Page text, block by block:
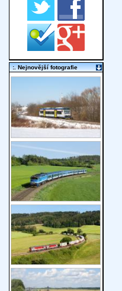
:. Nejnovější fotografie